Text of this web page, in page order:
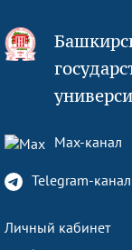
Max-канал
Telegram-канал
Личный кабинет